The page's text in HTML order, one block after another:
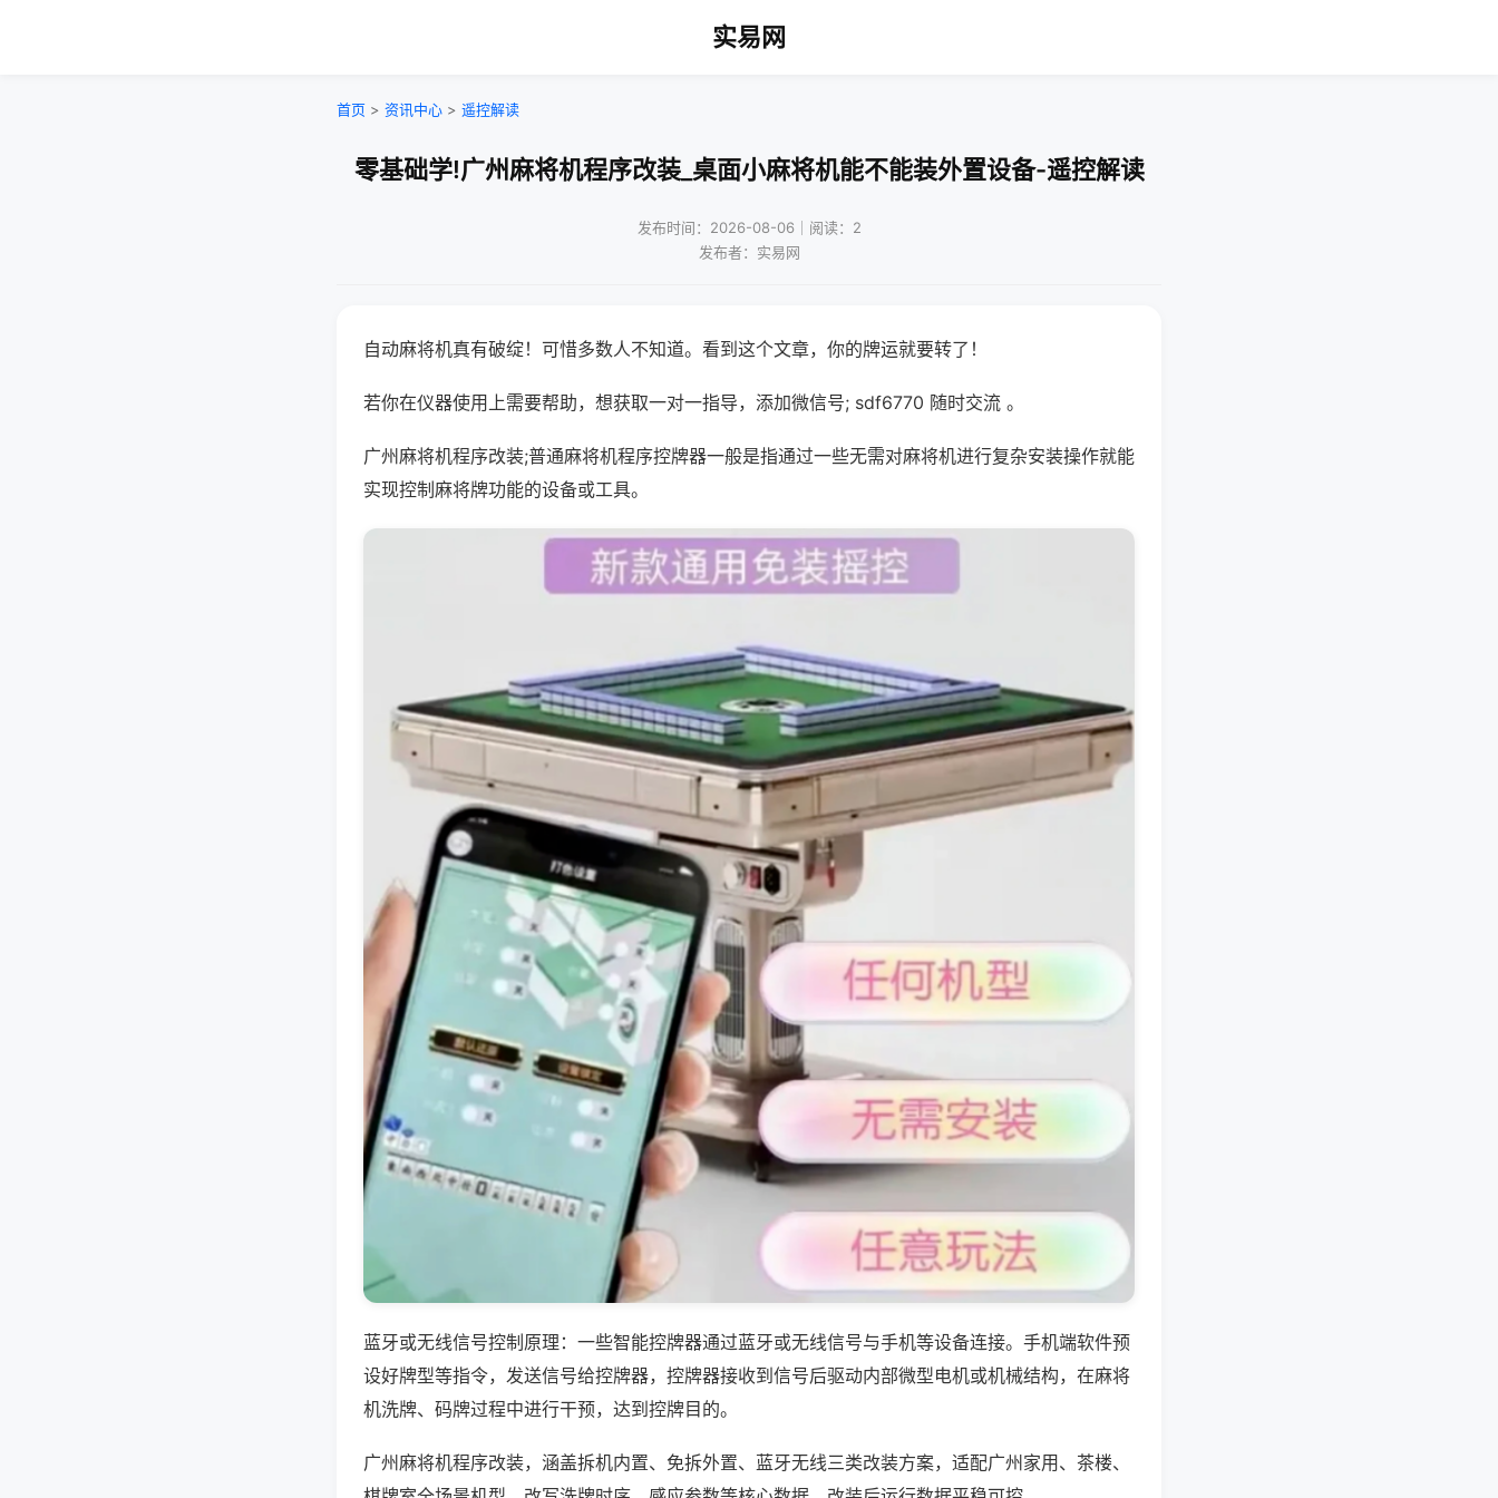
实易网
首页 > 资讯中心 > 遥控解读
零基础学!广州麻将机程序改装_桌面小麻将机能不能装外置设备-遥控解读
发布时间：2026-08-06｜阅读：2
发布者：实易网
自动麻将机真有破绽！可惜多数人不知道。看到这个文章，你的牌运就要转了！
若你在仪器使用上需要帮助，想获取一对一指导，添加微信号; sdf6770 随时交流 。
广州麻将机程序改装;普通麻将机程序控牌器一般是指通过一些无需对麻将机进行复杂安装操作就能
实现控制麻将牌功能的设备或工具。
蓝牙或无线信号控制原理：一些智能控牌器通过蓝牙或无线信号与手机等设备连接。手机端软件预
设好牌型等指令，发送信号给控牌器，控牌器接收到信号后驱动内部微型电机或机械结构，在麻将
机洗牌、码牌过程中进行干预，达到控牌目的。
广州麻将机程序改装，涵盖拆机内置、免拆外置、蓝牙无线三类改装方案，适配广州家用、茶楼、